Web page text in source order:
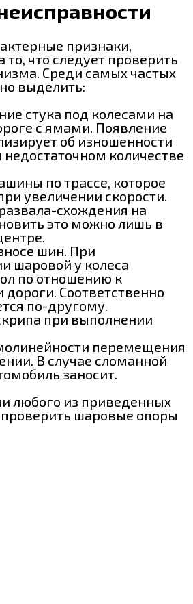
признаки,
что следует проверить
Среди самых частых
выделить:
стука под колесами на
с ямами. Появление
об изношенности
количестве
по трассе, которое
увеличении скорости.
схождения на
это можно лишь в
шин. При
шаровой у колеса
по отношению к
дороги. Соответственно
по-другому.
при выполнении
перемещения
В случае сломанной
заносит.
любого из приведенных
шаровые опоры